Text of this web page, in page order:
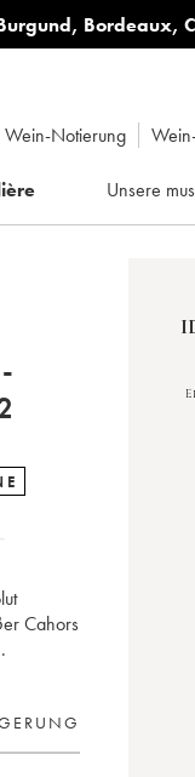
, Bordeaux,
Wein-Notierung
Unsere
Cahors